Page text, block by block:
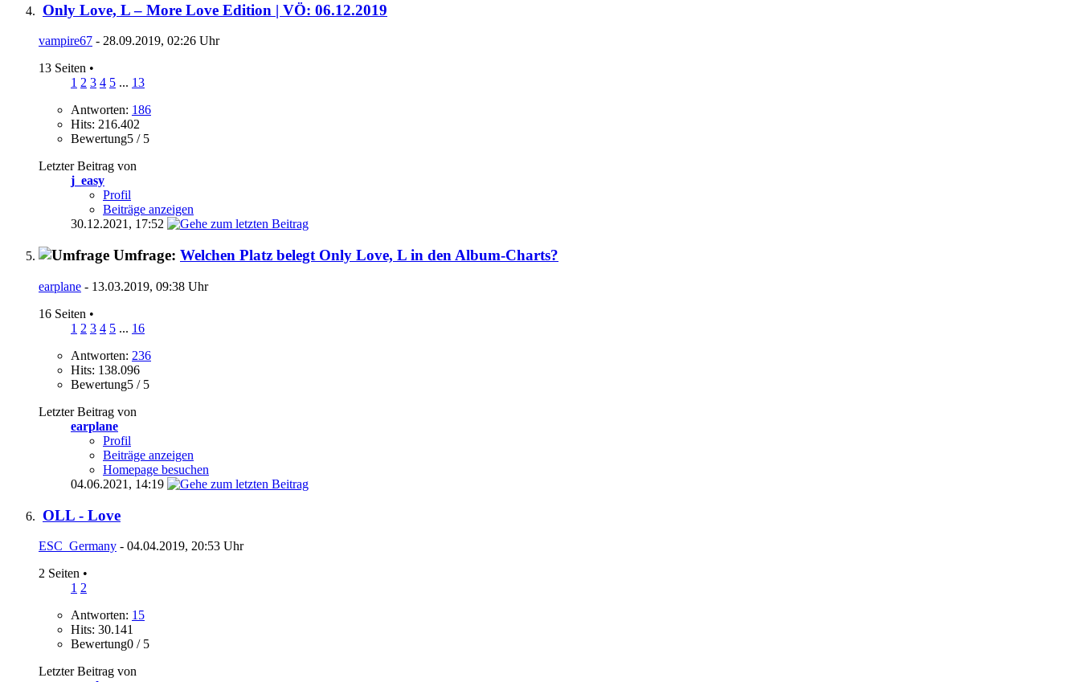
Only Love, L – More Love Edition | VÖ: 06.12.2019
vampire67 - 28.09.2019, 02:26 Uhr
13 Seiten •
1 2 3 4 5 ... 13
Antworten: 186
Hits: 216.402
Bewertung5 / 5
Letzter Beitrag von
j_easy
Profil
Beiträge anzeigen
30.12.2021, 17:52
Umfrage: Welchen Platz belegt Only Love, L in den Album-Charts?
earplane - 13.03.2019, 09:38 Uhr
16 Seiten •
1 2 3 4 5 ... 16
Antworten: 236
Hits: 138.096
Bewertung5 / 5
Letzter Beitrag von
earplane
Profil
Beiträge anzeigen
Homepage besuchen
04.06.2021, 14:19
OLL - Love
ESC_Germany - 04.04.2019, 20:53 Uhr
2 Seiten •
1 2
Antworten: 15
Hits: 30.141
Bewertung0 / 5
Letzter Beitrag von